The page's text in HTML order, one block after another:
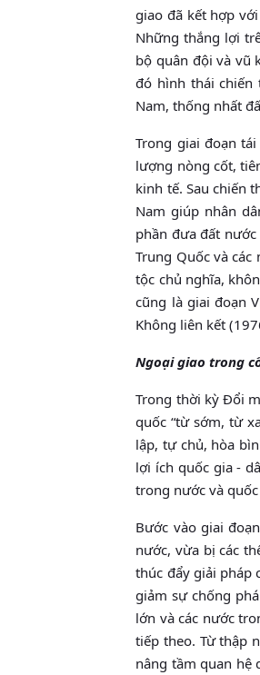
giao đã kết hợp
Những thắng lợi
bộ quân đội và vũ
đó hình thái chiến
Nam, thống nhất
Trong giai đoạn
lượng nòng cốt,
kinh tế. Sau chiến
Nam giúp nhân
phần đưa đất
Trung Quốc và
tộc chủ nghĩa,
cũng là giai đoạn
Không liên kết
Ngoại giao trong
Trong thời kỳ Đổi
quốc “từ sớm, từ
lập, tự chủ, hòa
lợi ích quốc gia -
trong nước và
Bước vào giai
nước, vừa bị các
thúc đẩy giải pháp
giảm sự chống
lớn và các nước
tiếp theo. Từ thập
nâng tầm quan hệ